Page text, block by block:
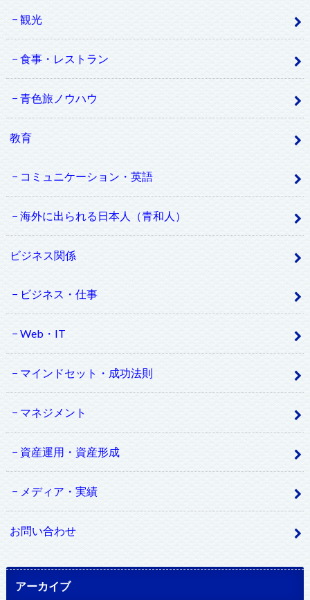
観光
食事・レストラン
青色旅ノウハウ
教育
コミュニケーション・英語
海外に出られる日本人（青和人）
ビジネス関係
ビジネス・仕事
Web・IT
マインドセット・成功法則
マネジメント
資産運用・資産形成
メディア・実績
お問い合わせ
アーカイブ